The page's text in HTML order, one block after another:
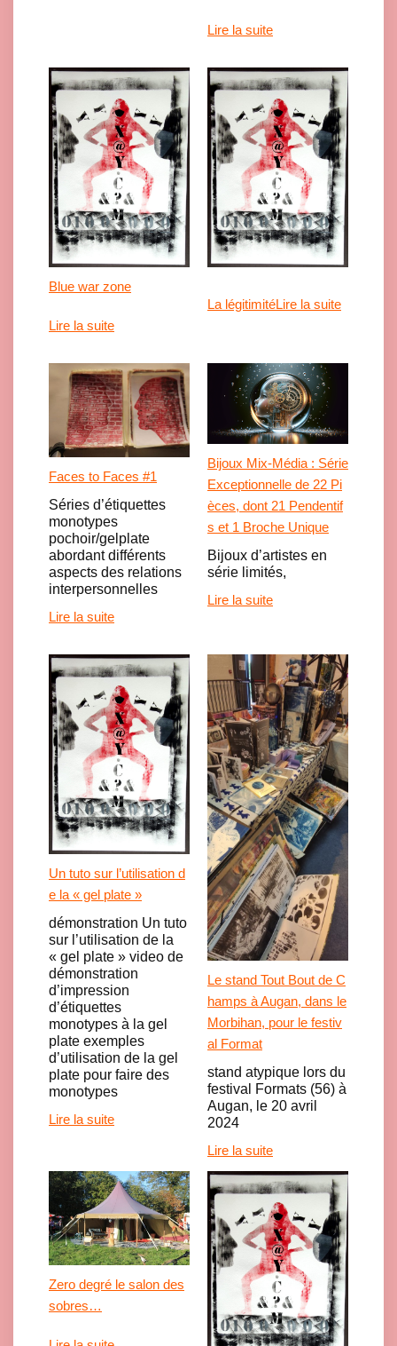
Lire la suite
Blue war zone
Lire la suite
La légitimitéLire la suite
Faces to Faces #1
Séries d’étiquettes
monotypes
pochoir/gelplate
abordant différents
aspects des relations
interpersonnelles
Lire la suite
Bijoux Mix-Média : Série
Exceptionnelle de 22 Pi
èces, dont 21 Pendentif
s et 1 Broche Unique
Bijoux d’artistes en
série limités,
Lire la suite
Un tuto sur l’utilisation d
e la « gel plate »
démonstration Un tuto
sur l’utilisation de la
« gel plate » video de
démonstration
d’impression
d’étiquettes
monotypes à la gel
plate exemples
d’utilisation de la gel
plate pour faire des
monotypes
Lire la suite
Le stand Tout Bout de C
hamps à Augan, dans le
Morbihan, pour le festiv
al Format
stand atypique lors du
festival Formats (56) à
Augan, le 20 avril
2024
Lire la suite
Zero degré le salon des
sobres…